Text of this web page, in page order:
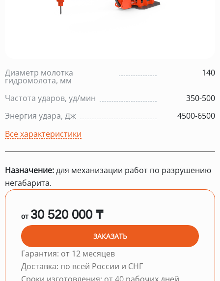
Диаметр молотка
гидромолота, мм
140
Частота ударов, уд/мин
350-500
Энергия удара, Дж
4500-6500
Все характеристики
Назначение:для механизации работ по разрушению
негабарита.
от 30 520 000 ₸
ЗАКАЗАТЬ
Гарантия: от 12 месяцев
Доставка: по всей России и СНГ